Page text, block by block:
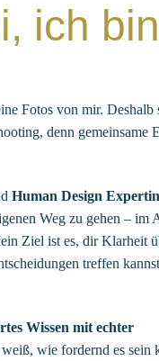
ich
Fotos von mir. Deshalb
denn gemeinsame
Human Design Expertin
Weg zu gehen – im
Ziel ist es, dir Klarheit
treffen
Wissen mit echter
wie fordernd es sein